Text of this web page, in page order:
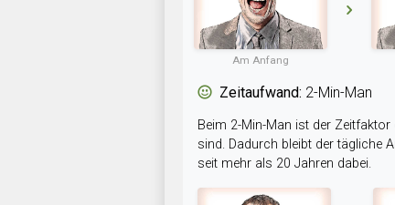
Am Anfang
Zeitaufwand: 2-Min-Man
Beim 2-Min-Man ist der
sind. Dadurch bleibt der tägliche
seit mehr als 20 Jahren dabei.